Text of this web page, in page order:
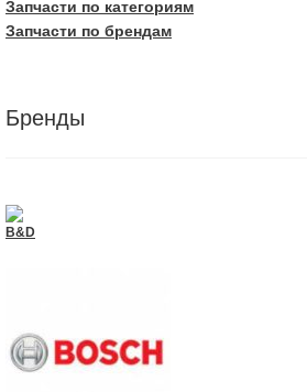
Запчасти по категориям
Запчасти по брендам
Бренды
B&D